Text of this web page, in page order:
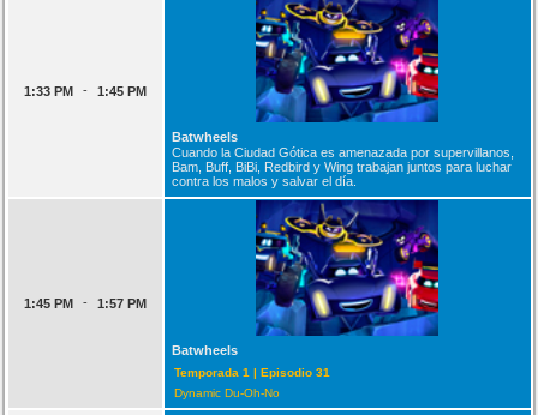
1:33 PM - 1:45 PM
Batwheels
Cuando la Ciudad Gótica es amenazada por supervillanos,
Bam, Buff, BiBi, Redbird y Wing trabajan juntos para luchar
contra los malos y salvar el día.
1:45 PM - 1:57 PM
Batwheels
Temporada 1 | Episodio 31
Dynamic Du-Oh-No